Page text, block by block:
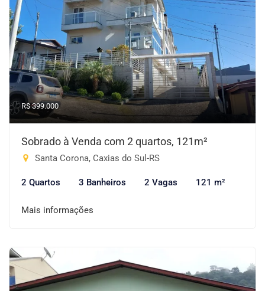
R$ 399.000
Sobrado à Venda com 2 quartos, 121m²
Santa Corona, Caxias do Sul-RS
2 Quartos 3 Banheiros 2 Vagas 121 m²
Mais informações